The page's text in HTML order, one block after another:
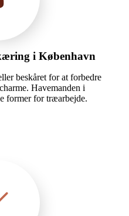
i København
beskåret for at forbedre
Havemanden i
former for træarbejde.